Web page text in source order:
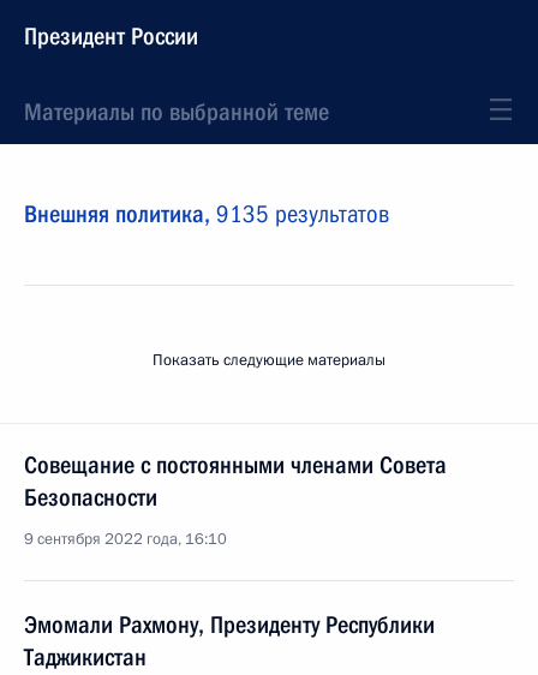
Президент России
Материалы по выбранной теме
Внешняя политика, 9135 результатов
Показать следующие материалы
Совещание с постоянными членами Совета
Безопасности
9 сентября 2022 года, 16:10
Эмомали Рахмону, Президенту Республики
Таджикистан